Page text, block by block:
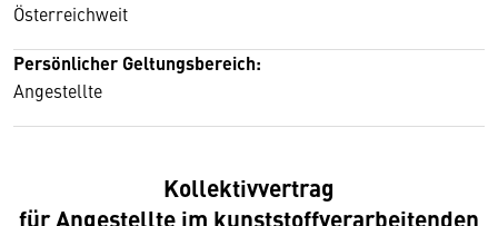
Österreichweit
Persönlicher Geltungsbereich:
Angestellte
Kollektivvertrag
für Angestellte im kunststoffverarbeitenden